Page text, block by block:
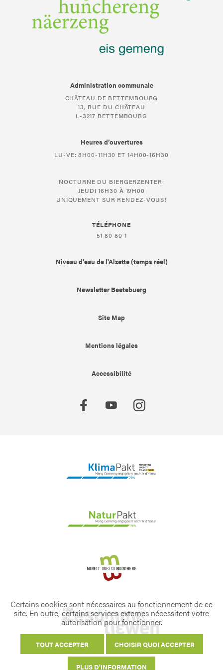
Administration communale
CHÂTEAU DE BETTEMBOURG
13, RUE DU CHÂTEAU
L-3217 BETTEMBOURG
Heures d’ouvertures
LU-VE: 8H00-11H30 ET 14H00-16H30
NOCTURNE DU BIERGERZENTER:
JEUDI 16H30 À 19H00
UNIQUEMENT SUR RENDEZ-VOUS!
TÉLÉPHONE
51 80 80 1
Niveau d'eau de l'Alzette (temps réel)
Newsletter Beetebuerg
Site Map
Mentions légales
Accessibilité
Certains cookies sont nécessaires au fonctionnement de ce
site. En outre, certains services externes nécessitent votre
autorisation pour fonctionner.
TOUT ACCEPTER CHOISIR QUOI ACCEPTER
PLUS D'INFORMATION